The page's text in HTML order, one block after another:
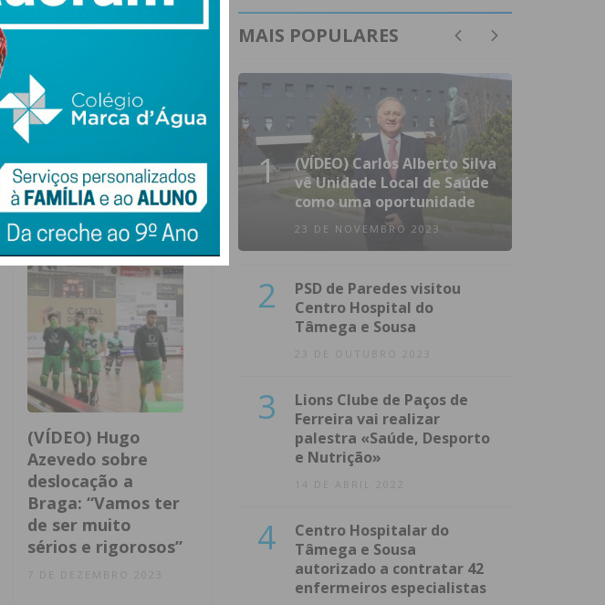
(VÍDEO) Hugo
Azevedo sobre
deslocação a
Braga: “Vamos ter
de ser muito
sérios e rigorosos”
7 DE DEZEMBRO 2023
MAIS POPULARES
1
(VÍDEO) Carlos Alberto Silva
vê Unidade Local de Saúde
como uma oportunidade
23 DE NOVEMBRO 2023
2
PSD de Paredes visitou
Centro Hospital do
Tâmega e Sousa
23 DE OUTUBRO 2023
3
Lions Clube de Paços de
Ferreira vai realizar
palestra «Saúde, Desporto
e Nutrição»
14 DE ABRIL 2022
4
Centro Hospitalar do
Tâmega e Sousa
autorizado a contratar 42
enfermeiros especialistas